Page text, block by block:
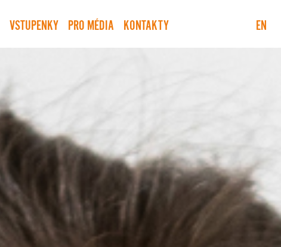
VSTUPENKY PRO MÉDIA KONTAKTY EN